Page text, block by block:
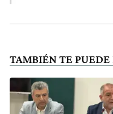
TAMBIÉN TE PUEDE